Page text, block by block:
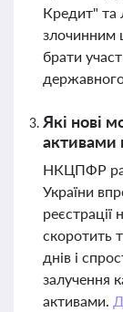
Кредит" та
злочинним
брати
Які нові
НКЦПФР
України
реєстрації
скоротить
днів і
залучення
активами.